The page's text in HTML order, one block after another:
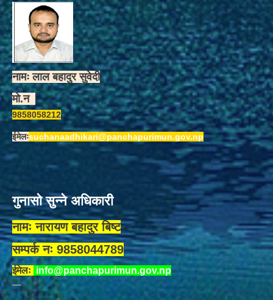
नामः लाल बहादुर सुवेदी
मो.न
9858058212
ईमेलःsuchanaadhikari@panchapurimun.gov.np
गुनासो सुन्ने अधिकारी
नामः नारायण बहादुर बिष्ट
सम्पर्क नः 9858044789
ईमेलः info@panchapurimun.gov.np